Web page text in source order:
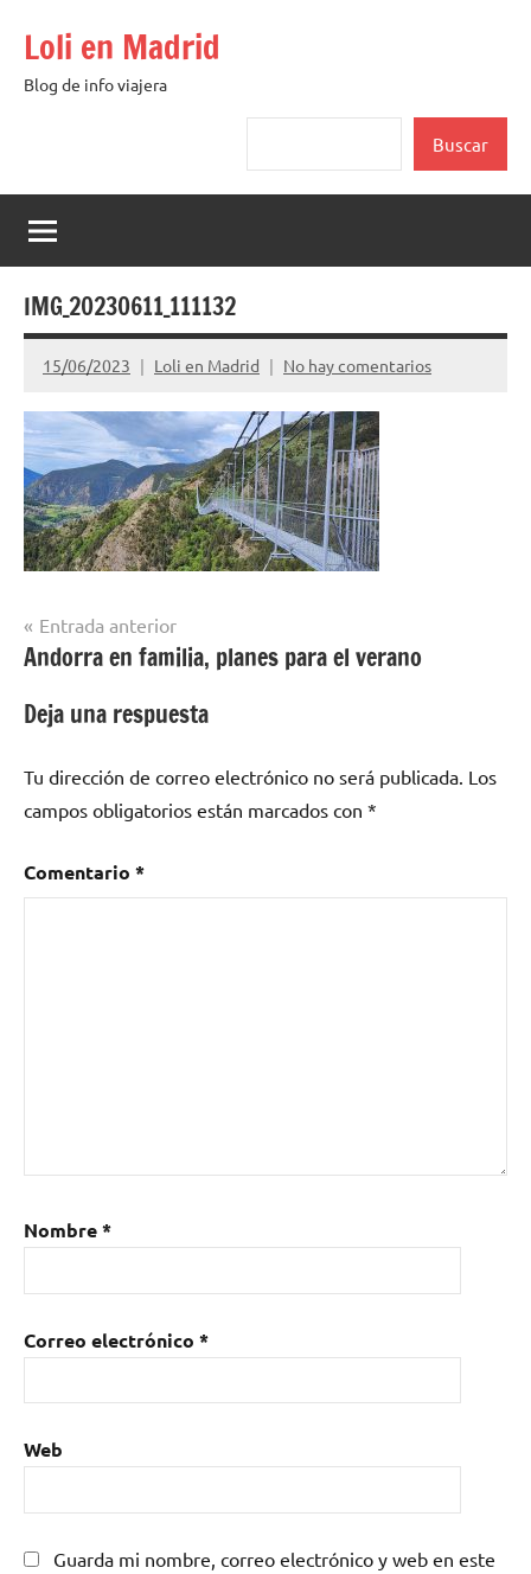
contenido
Loli en Madrid
Blog de info viajera
Buscar
IMG_20230611_111132
15/06/2023 Loli en Madrid No hay comentarios
Navegación
de
entradas
Entrada anterior
Andorra en familia, planes para el verano
Deja una respuesta
Tu dirección de correo electrónico no será publicada. Los
campos obligatorios están marcados con *
Comentario *
Nombre*
Correo electrónico *
Web
Guarda mi nombre, correo electrónico y web en este